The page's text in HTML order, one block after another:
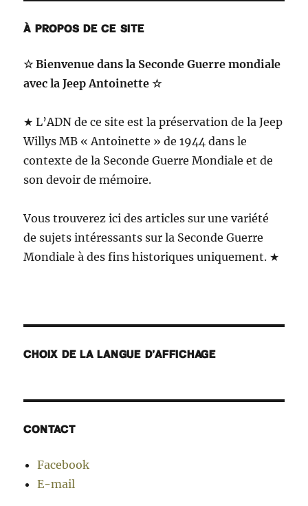
À PROPOS DE CE SITE
☆ Bienvenue dans la Seconde Guerre mondiale
avec la Jeep Antoinette ☆
★ L’ADN de ce site est la préservation de la Jeep
Willys MB « Antoinette » de 1944 dans le
contexte de la Seconde Guerre Mondiale et de
son devoir de mémoire.
Vous trouverez ici des articles sur une variété
de sujets intéressants sur la Seconde Guerre
Mondiale à des fins historiques uniquement. ★
CHOIX DE LA LANGUE D’AFFICHAGE
CONTACT
Facebook
E-mail